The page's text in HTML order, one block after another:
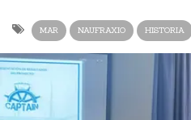
MAR NAUFRAXIO HISTORIA